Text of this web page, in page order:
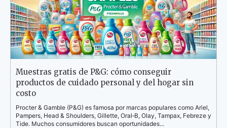
Muestras gratis de P&G: cómo conseguir
productos de cuidado personal y del hogar sin
costo
Procter & Gamble (P&G) es famosa por marcas populares como Ariel,
Pampers, Head & Shoulders, Gillette, Oral‑B, Olay, Tampax, Febreze y
Tide. Muchos consumidores buscan oportunidades...